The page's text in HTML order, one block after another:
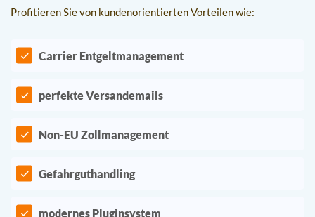
Profitieren Sie von kundenorientierten Vorteilen wie:
Carrier Entgeltmanagement
perfekte Versandemails
Non-EU Zollmanagement
Gefahrguthandling
modernes Pluginsystem